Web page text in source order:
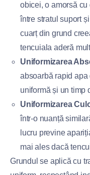
obicei, o amorsă cu
între stratul suport
cuarț din grund
tencuiala aderă
Uniformizarea
absoarbă rapid
uniformă și un timp
Uniformizarea
într-o nuanță
lucru previne
mai ales dacă
Grundul se aplică cu